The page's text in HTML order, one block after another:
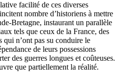
facilité de ces diverses
nombre d’historiens à mettre
Bretagne, instaurant un parallèle
tels que ceux de la France, des
qui n’ont pas su conduire le
de leurs possessions
des guerres longues et coûteuses.
que partiellement la réalité.